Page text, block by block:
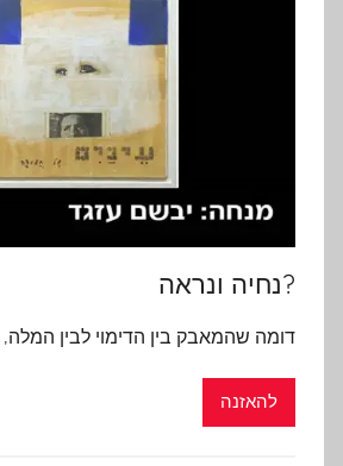
?נחיה ונראה
דומה שהמאבק בין הדימוי לבין המלה,
להאזנה